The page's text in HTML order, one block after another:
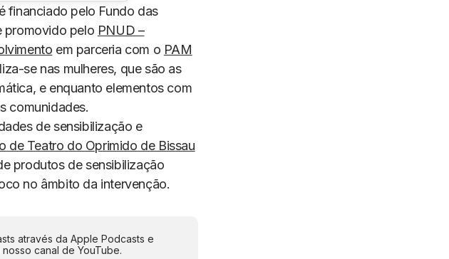
é financiado pelo Fundo das
promovido pelo PNUD –
em parceria com o PAM
se nas mulheres, que são as
e enquanto elementos com
comunidades.
de sensibilização e
de Teatro do Oprimido de Bissau
produtos de sensibilização
no âmbito da intervenção.
através da Apple Podcasts e
canal de YouTube.